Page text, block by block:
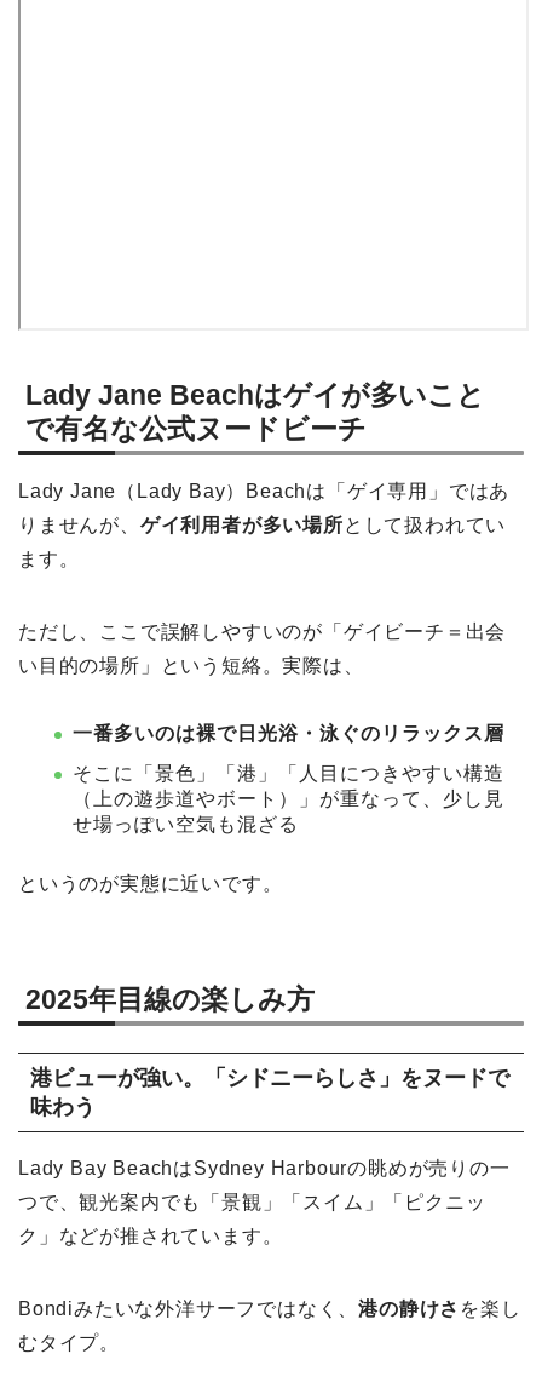
Lady Jane Beachはゲイが多いこと
で有名な公式ヌードビーチ
Lady Jane（Lady Bay）Beachは「ゲイ専用」ではあ
りませんが、 ゲイ利用者が多い場所として扱われてい
ます。
ただし、ここで誤解しやすいのが「ゲイビーチ＝出会
い目的の場所」という短絡。実際は、
一番多いのは裸で日光浴・泳ぐのリラックス層
そこに「景色」「港」「人目につきやすい構造
（上の遊歩道やボート）」が重なって、少し見
せ場っぽい空気も混ざる
というのが実態に近いです。
2025年目線の楽しみ方
港ビューが強い。「シドニーらしさ」をヌードで
味わう
Lady Bay BeachはSydney Harbourの眺めが売りの一
つで、観光案内でも「景観」「スイム」「ピクニッ
ク」などが推されています。
Bondiみたいな外洋サーフではなく、港の静けさ を楽し
むタイプ。